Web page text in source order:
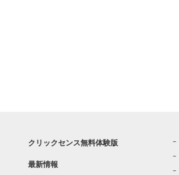
クリックセンス無料体験版
最新情報